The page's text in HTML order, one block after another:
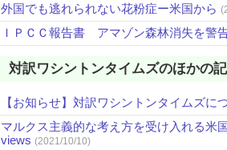
外国でも逃れられない花粉症ー米国から
ＩＰＣＣ報告書 アマゾン森林消失を警
対訳ワシントンタイムズのほかの
【お知らせ】対訳ワシントンタイムズに
マルクス主義的な考え方を受け入れる
views (2021/10/10)